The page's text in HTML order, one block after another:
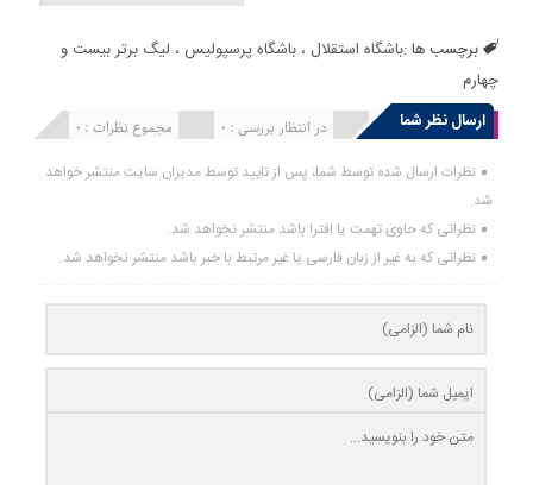
برچسب ها :باشگاه استقلال ،باشگاه پرسپولیس ، لیگ برتر بیست و
چهارم
ارسال نظر شما
مجموع نظرات : 0 در انتظار بررسی : 0 انتشار یافته : 0
نظرات ارسال شده توسط شما، پس از تایید توسط مدیران سایت منتشر خواهد
شد.
نظراتی که حاوی تهمت یا افترا باشد منتشر نخواهد شد.
نظراتی که به غیر از زبان فارسی یا غیر مرتبط با خبر باشد منتشر نخواهد شد.